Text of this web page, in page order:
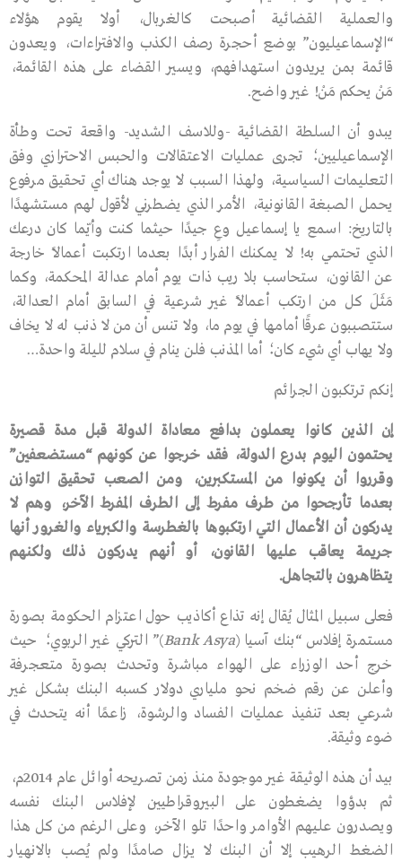
والعملية القضائية أصبحت كالغربال، أولا يقوم هؤلاء
“الإسماعيليون” بوضع أحجرة رصف الكذب والافتراءات، ويعدون
قائمة بمن يريدون استهدافهم، ويسير القضاء على هذه القائمة،
مَنْ يحكم مَنْ! غير واضح.
يبدو أن السلطة القضائية -وللاسف الشديد- واقعة تحت وطأة
الإسماعيليين؛ تجرى عمليات الاعتقالات والحبس الاحترازي وفق
التعليمات السياسية، ولهذا السبب لا يوجد هناك أي تحقيق مرفوع
يحمل الصبغة القانونية، الأمر الذي يضطرني لأقول لهم مستشهدًا
بالتاريخ: اسمع يا إسماعيل وعِ جيدًا حيثما كنت وأيّما كان درعك
الذي تحتمي به! لا يمكنك الفرار أبدًا بعدما ارتكبت أعمالًا خارجة
عن القانون، ستحاسب بلا ريب ذات يوم أمام عدالة المحكمة، وكما
مَثَلَ كل من ارتكب أعمالًا غير شرعية في السابق أمام العدالة،
ستتصببون عرقًا أمامها في يوم ما، ولا تنس أن من لا ذنب له لا يخاف
ولا يهاب أي شيء كان؛ أما المذنب فلن ينام في سلام لليلة واحدة…
إنكم ترتكبون الجرائم
إن الذين كانوا يعملون بدافع معاداة الدولة قبل مدة قصيرة
يحتمون اليوم بدرع الدولة، فقد خرجوا عن كونهم “مستضعفين”
وقرروا أن يكونوا من المستكبرين، ومن الصعب تحقيق التوازن
بعدما تأرجحوا من طرف مفرط إلى الطرف المفرط الآخر، وهم لا
يدركون أن الأعمال التي ارتكبوها بالغطرسة والكبرياء والغرور أنها
جريمة
يعاقب عليها القانون، أو أنهم يدركون ذلك
ولكنهم
يتظاهرون بالتجاهل.
فعلى سبيل المثال يُقال إنه تذاع أكاذيب حول اعتزام الحكومة بصورة
مستمرة إفلاس “بنك آسيا (Bank Asya)” التركي غير الربوي؛ حيث
خرج أحد الوزراء على الهواء مباشرة وتحدث بصورة متعجرفة
وأعلن عن رقم ضخم نحو ملياري دولار كسبه البنك بشكل غير
شرعي بعد تنفيذ عمليات الفساد والرشوة، زاعمًا أنه يتحدث في
ضوء وثيقة.
بيد أن هذه الوثيقة غير موجودة منذ زمن تصريحه أوائل عام 2014م،
ثم بدؤوا يضغطون على البيروقراطيين لإفلاس البنك نفسه
ويصدرون عليهم الأوامر واحدًا تلو الآخر، وعلى الرغم من كل هذا
الضغط الرهيب إلا أن البنك لا يزال صامدًا ولم يُصب بالانهيار